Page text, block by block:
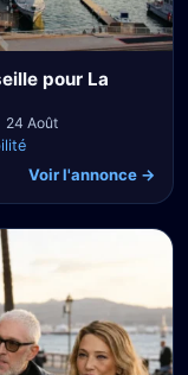
pour La
24 Août
Voir l'annonce →